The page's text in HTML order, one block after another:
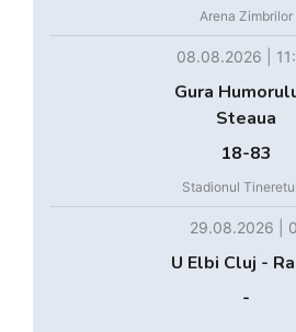
Arena Zimbrilor
08.08.2026 |
Gura
Steaua
18-83
Stadionul
29.08.2026 |
U Elbi Cluj -
-